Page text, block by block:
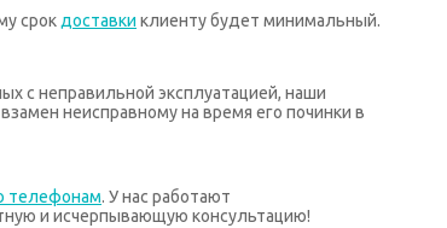
срокдоставки клиенту будет минимальный.
с неправильной эксплуатацией, наши
неисправному на время его починки в
телефонам. У нас работают
и исчерпывающую консультацию!